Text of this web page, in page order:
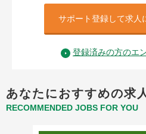
サポート登録して求人
登録済みの方のエ
あなたにおすすめの求
RECOMMENDED JOBS FOR YOU